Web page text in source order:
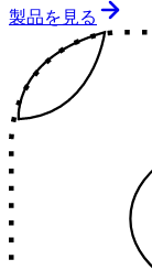
製品を見る